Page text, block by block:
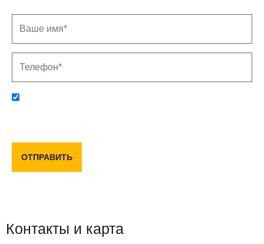
ОТПРАВИТЬ
Контакты и карта